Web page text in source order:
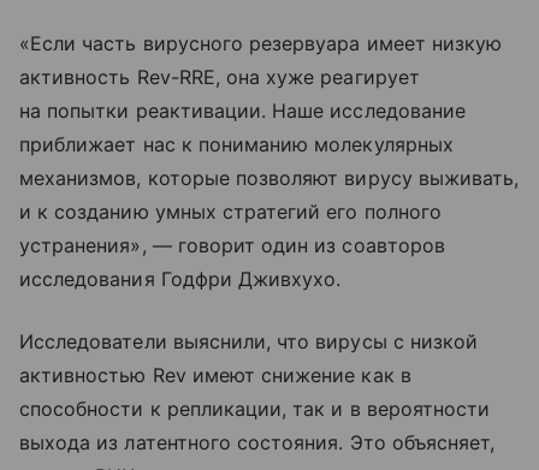
«Если часть вирусного резервуара имеет низкую
активность Rev-RRE, она хуже реагирует
на попытки реактивации. Наше исследование
приближает нас к пониманию молекулярных
механизмов, которые позволяют вирусу выживать,
и к созданию умных стратегий его полного
устранения», — говорит один из соавторов
исследования Годфри Дживхухо.
Исследователи выяснили, что вирусы с низкой
активностью Rev имеют снижение как в
способности к репликации, так и в вероятности
выхода из латентного состояния. Это объясняет,